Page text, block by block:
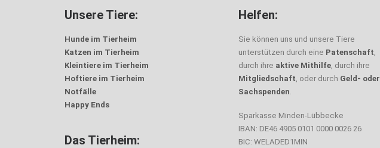
Unsere Tiere:
Hunde im Tierheim
Katzen im Tierheim
Kleintiere im Tierheim
Hoftiere im Tierheim
Notfälle
Happy Ends
Das Tierheim:
Helfen:
Sie können uns und unsere Tiere
unterstützen durch eine Patenschaft,
durch ihre aktive Mithilfe, durch ihre
Mitgliedschaft, oder durch Geld- oder
Sachspenden.
Sparkasse Minden-Lübbecke
IBAN: DE46 4905 0101 0000 0026 26
BIC: WELADED1MIN